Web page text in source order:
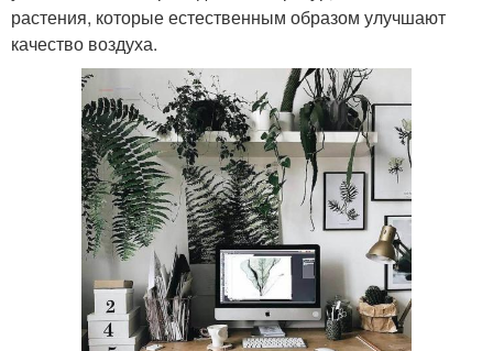
растения, которые естественным образом улучшают
качество воздуха.